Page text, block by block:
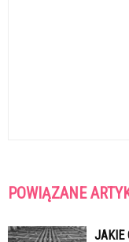
POWIĄZANE
JAKIE